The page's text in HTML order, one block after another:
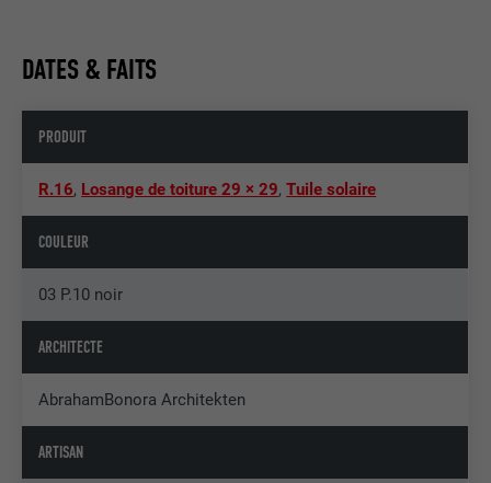
DATES & FAITS
PRODUIT
R.16, Losange de toiture 29 × 29,Tuile solaire
COULEUR
03 P.10 noir
ARCHITECTE
AbrahamBonora Architekten
ARTISAN